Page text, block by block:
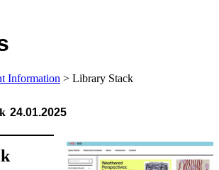
Information > Library Stack
24.01.2025